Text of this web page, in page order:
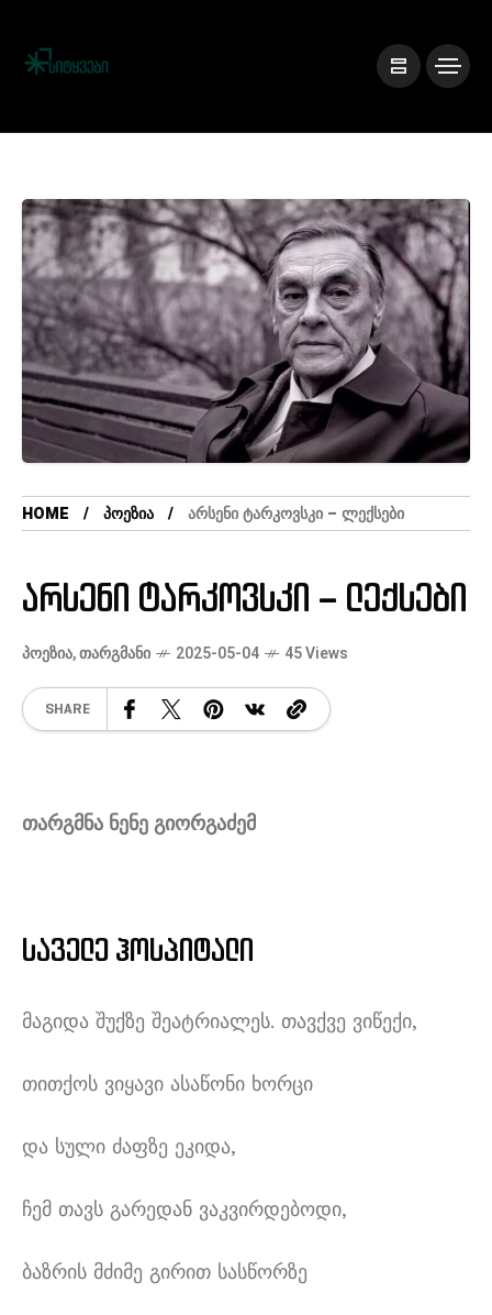
HOME ᲞᲝᲔᲖᲘᲐ ᲐᲠᲡᲔᲜᲘ ᲢᲐᲠᲙᲝᲕᲡᲙᲘ – ᲚᲔᲥᲡᲔᲑᲘ
არსენი ტარკოვსკი – ლექსები
ᲞᲝᲔᲖᲘᲐ,ᲗᲐᲠᲒᲛᲐᲜᲘ 2025-05-04 45 Views
SHARE
თარგმნა ნენე გიორგაძემ
საველე ჰოსპიტალი
მაგიდა შუქზე შეატრიალეს. თავქვე ვიწექი,
თითქოს ვიყავი ასაწონი ხორცი
და სული ძაფზე ეკიდა,
ჩემ თავს გარედან ვაკვირდებოდი,
ბაზრის მძიმე გირით სასწორზე